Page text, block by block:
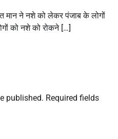
मान ने नशे को लेकर पंजाब के लोगों
को नशे को रोकने […]
published. Required fields